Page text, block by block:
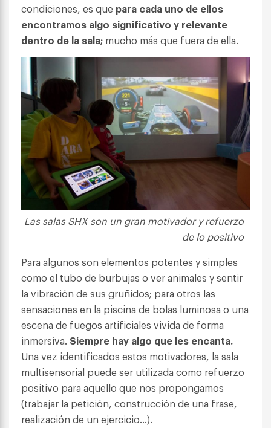
condiciones, es que para cada uno de ellos
encontramos algo significativo y relevante
dentro de la sala; mucho más que fuera de ella.
Las salas SHX son un gran motivador y refuerzo
de lo positivo
Para algunos son elementos potentes y simples
como el tubo de burbujas o ver animales y sentir
la vibración de sus gruñidos; para otros las
sensaciones en la piscina de bolas luminosa o una
escena de fuegos artificiales vivida de forma
inmersiva. Siempre hay algo que les encanta.
Una vez identificados estos motivadores, la sala
multisensorial puede ser utilizada como refuerzo
positivo para aquello que nos propongamos
(trabajar la petición, construcción de una frase,
realización de un ejercicio…).